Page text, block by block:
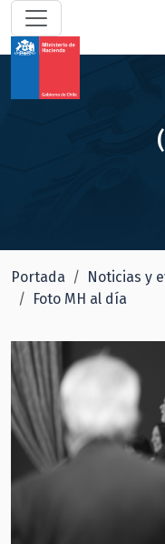
Portada Noticias y
Foto MH al día